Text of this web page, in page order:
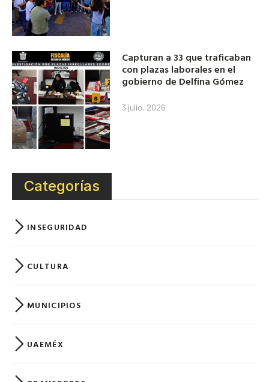
Capturan a 33 que traficaban
con plazas laborales en el
gobierno de Delfina Gómez
3 julio, 2026
Categorías
INSEGURIDAD
CULTURA
MUNICIPIOS
UAEMÉX